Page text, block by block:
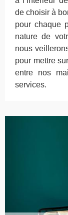
de choisir à
pour chaque
nature de
nous
pour mettre
entre nos
services.